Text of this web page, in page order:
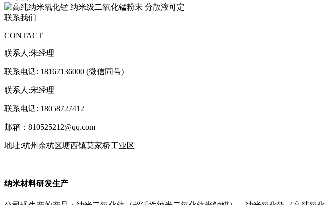
联系我们
CONTACT
联系人:朱经理
联系电话: 18167136000 (微信同号)
联系人:宋经理
联系电话: 18058727412
邮箱：810525212@qq.com
地址:杭州余杭区塘西镇莫家桥工业区
纳米材料研发生产